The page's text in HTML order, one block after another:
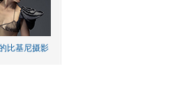
比基尼摄影